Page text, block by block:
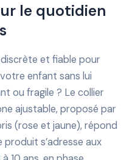
le quotidien
et fiable pour
enfant sans lui
ou fragile ? Le collier
ajustable, proposé par
(rose et jaune), répond
s’adresse aux